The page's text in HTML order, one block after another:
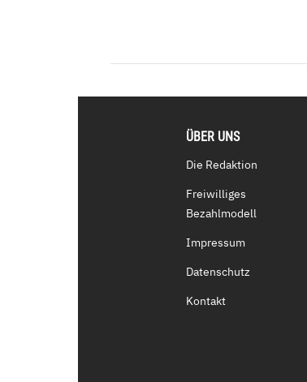
ÜBER UNS
Die Redaktion
Freiwilliges
Bezahlmodell
Impressum
Datenschutz
Kontakt